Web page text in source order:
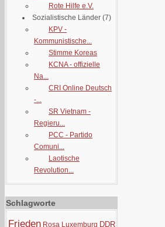
Rote Hilfe e.V.
Sozialistische Länder (7)
KPV -
Kommunistische...
Stimme Koreas
KCNA - offizielle
Na...
CRI Online Deutsch
-...
SR Vietnam -
Regieru...
PCC - Partido
Comuni...
Laotische
Revolution...
Schlagworte
Frieden Rosa Luxemburg DDR